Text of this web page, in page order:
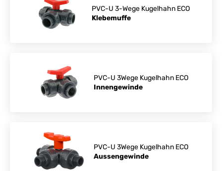
PVC-U 3-Wege Kugelhahn ECO
Klebemuffe
PVC-U 3Wege Kugelhahn ECO
Innengewinde
PVC-U 3Wege Kugelhahn ECO
Aussengewinde